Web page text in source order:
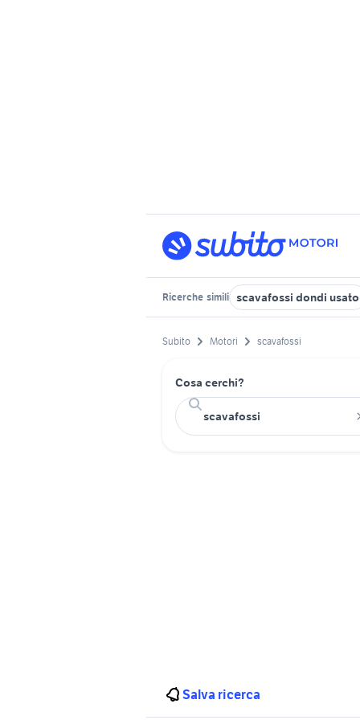
Ricerche simili scavafossi dondi usato
Subito Motori scavafossi
Cosa cerchi?
Salva ricerca